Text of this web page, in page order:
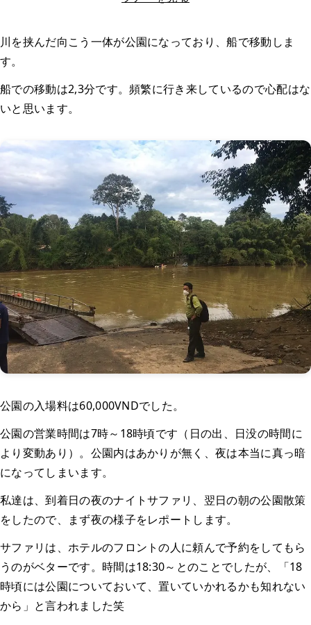
川を挟んだ向こう一体が公園になっており、船で移動しま
す。
船での移動は2,3分です。頻繁に行き来しているので心配はな
いと思います。
公園の入場料は60,000VNDでした。
公園の営業時間は7時～18時頃です（日の出、日没の時間に
より変動あり）。公園内はあかりが無く、夜は本当に真っ暗
になってしまいます。
私達は、到着日の夜のナイトサファリ、翌日の朝の公園散策
をしたので、まず夜の様子をレポートします。
サファリは、ホテルのフロントの人に頼んで予約をしてもら
うのがベターです。時間は18:30～とのことでしたが、「18
時頃には公園についておいて、置いていかれるかも知れない
から」と言われました笑